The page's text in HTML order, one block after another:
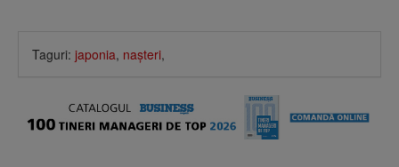
Taguri: japonia, naşteri,